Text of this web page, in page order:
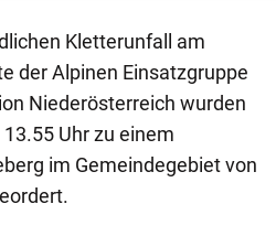
Kletterunfall am
der Alpinen Einsatzgruppe
Niederösterreich wurden
Uhr zu einem
im Gemeindegebiet von